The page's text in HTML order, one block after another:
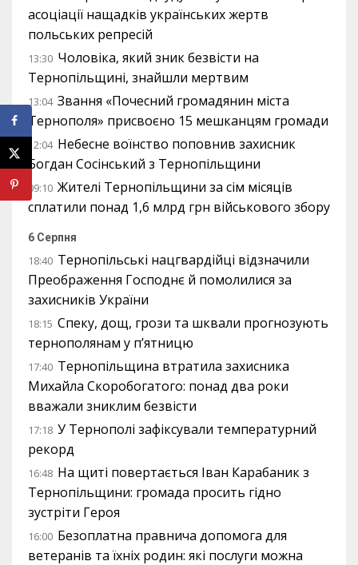
асоціації нащадків українських жертв
польських репресій
13:30 Чоловіка, який зник безвісти на
Тернопільщині, знайшли мертвим
13:04 Звання «Почесний громадянин міста
Тернополя» присвоєно 15 мешканцям громади
12:04 Небесне воїнство поповнив захисник
Богдан Сосінський з Тернопільщини
09:10 Жителі Тернопільщини за сім місяців
сплатили понад 1,6 млрд грн військового збору
6 Серпня
18:40 Тернопільські нацгвардійці відзначили
Преображення Господнє й помолилися за
захисників України
18:15 Спеку, дощ, грози та шквали прогнозують
тернополянам у п’ятницю
17:40 Тернопільщина втратила захисника
Михайла Скоробогатого: понад два роки
вважали зниклим безвісти
17:18 У Тернополі зафіксували температурний
рекорд
16:48 На щиті повертається Іван Карабаник з
Тернопільщини: громада просить гідно
зустріти Героя
16:00 Безоплатна правнича допомога для
ветеранів та їхніх родин: які послуги можна